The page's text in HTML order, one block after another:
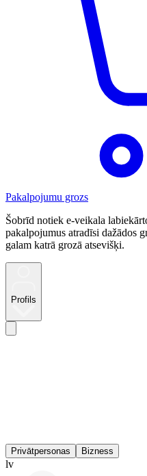
Pakalpojumu grozs
Šobrīd notiek e-veikala
pakalpojumus atradīsi dažādos
galam katrā grozā atsevišķi.
Profils
Privātpersonas Bizness
lv